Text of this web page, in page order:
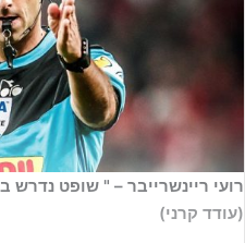
(עודד קרני)